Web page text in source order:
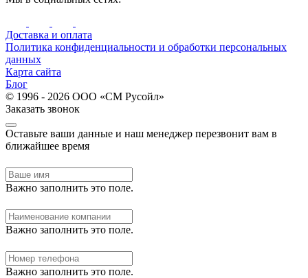
Доставка и оплата
Политика конфиденциальности и обработки персональных
данных
Карта сайта
Блог
© 1996 - 2026 ООО «СМ Русойл»
Заказать звонок
Оставьте ваши данные и наш менеджер перезвонит вам в
ближайшее время
Важно заполнить это поле.
Важно заполнить это поле.
Важно заполнить это поле.